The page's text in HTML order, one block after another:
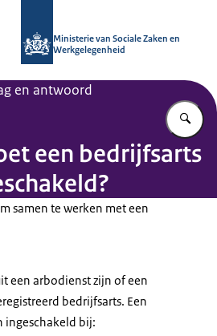
Ministerie van Sociale Zaken en
Werkgelegenheid
en antwoord
een bedrijfsarts
samen te werken met een
een arbodienst zijn of een
bedrijfsarts. Een
ingeschakeld bij: